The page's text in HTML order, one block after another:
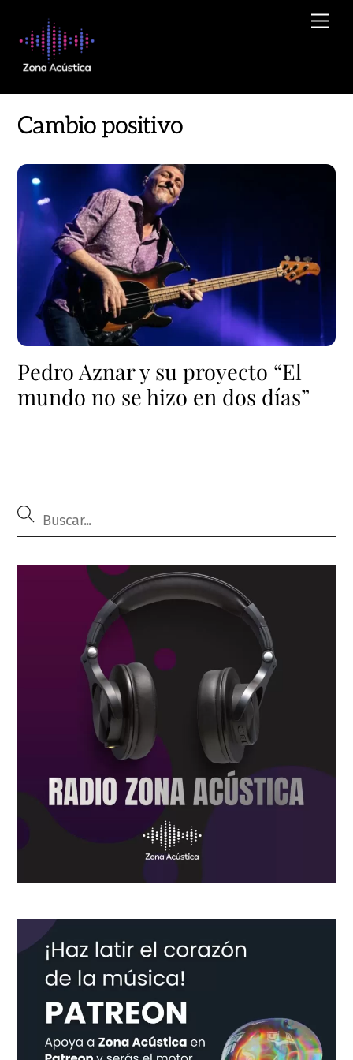
content
Cambio positivo
Pedro Aznar y su proyecto “El
mundo no se hizo en dos días”